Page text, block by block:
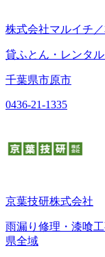
株式会社マルイチ
貸ふとん・レンタ
千葉県市原市
0436-21-1335
京葉技研株式会社
雨漏り修理・漆喰
県全域